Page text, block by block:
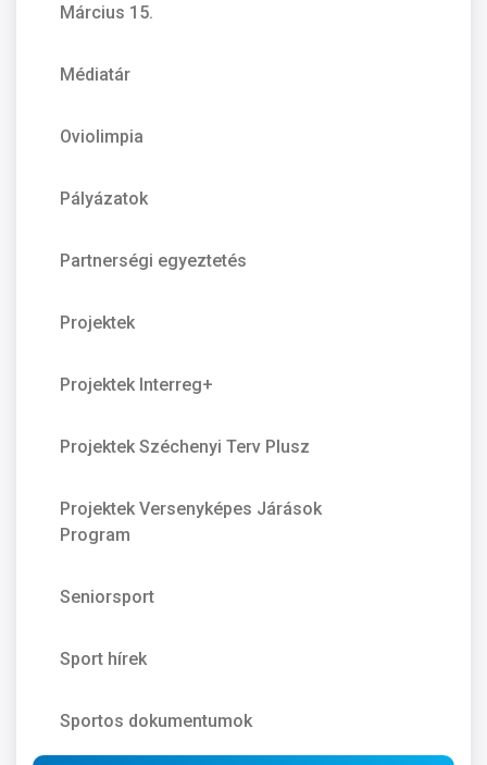
Március 15.
Médiatár
Oviolimpia
Pályázatok
Partnerségi egyeztetés
Projektek
Projektek Interreg+
Projektek Széchenyi Terv Plusz
Projektek Versenyképes Járások
Program
Seniorsport
Sport hírek
Sportos dokumentumok